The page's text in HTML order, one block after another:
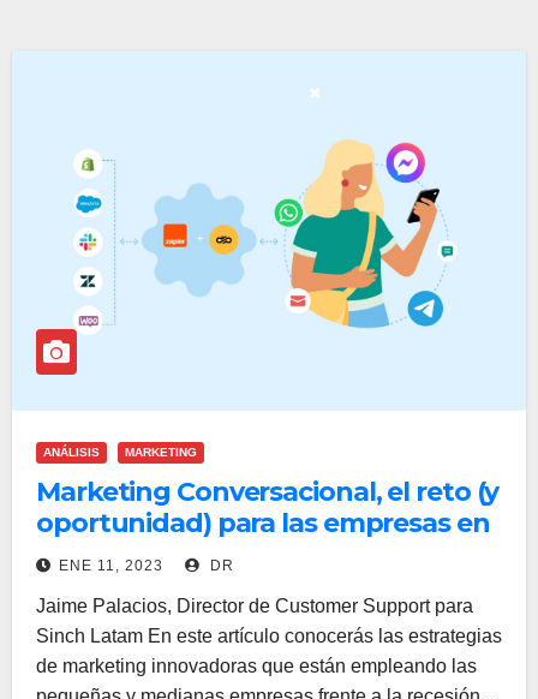
ANÁLISIS MARKETING
Marketing Conversacional, el reto (y
oportunidad) para las empresas en
México durante 2023
ENE 11, 2023 DR
Jaime Palacios, Director de Customer Support para
Sinch Latam En este artículo conocerás las estrategias
de marketing innovadoras que están empleando las